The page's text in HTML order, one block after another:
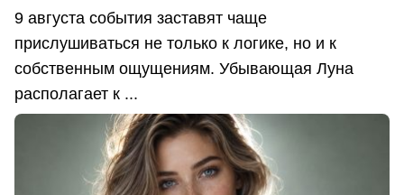
9 августа события заставят чаще
прислушиваться не только к логике, но и к
собственным ощущениям. Убывающая Луна
располагает к ...